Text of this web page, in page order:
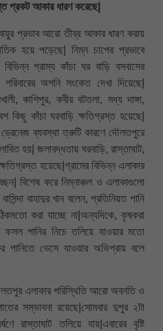
প্রকট আকার ধারণ করেছে|
প্রভাব আরো তীব্র আকার ধারণ করায়
হয়ে পড়েছে| নিম্ন চাপের প্রভাবে
গ্রাম্য কাঁচা ঘর বাড়ি বসবাসের
অশনি সংকেত দেখা দিয়েছে|
কাশিপুর, কবীর বটতলা, মধ্য দাঙ্গা,
কিছু কাঁচা ঘরবাড়ি ক্ষতিগ্রস্ত হয়েছে|
ব্যবস্থা ত্রুটি কারণে দৌলতপুরে
হয়| জলাবদ্ধতায় ঘরবাড়ি, রাস্তাঘাট,
হয়েছে|গ্রামের বিভিন্ন এলাকার
বিশেষ করে নিম্নাঞ্চল ও এলাকাগুলো
বাহাদুর খান বলেন, প্রতিনিয়ত পানি
করা যাচ্ছে না|অন্যদিকে, কৃষকরা
ফসল পানির নিচে তলিয়ে যাওয়ার মতো
ভেসে যাওয়ার অভিপ্রায় বলে
এলাকার পরিস্থিতি আরো অবনতি ও
সম্ভাবনা রয়েছে|সোমবার দুপুর ২টা
রাস্তাঘাট তলিয়ে যায়|এবারের বৃষ্টি